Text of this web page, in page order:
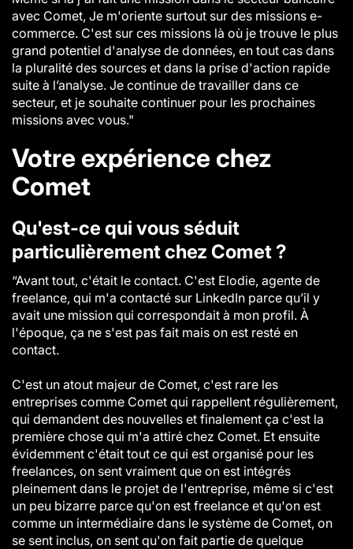
avec Comet, Je m'oriente surtout sur des missions e-
commerce. C'est sur ces missions là où je trouve le plus
grand potentiel d'analyse de données, en tout cas dans
la pluralité des sources et dans la prise d'action rapide
suite à l’analyse. Je continue de travailler dans ce
secteur, et je souhaite continuer pour les prochaines
missions avec vous."
Votre expérience chez
Comet
Qu'est-ce qui vous séduit
particulièrement chez Comet ?
“Avant tout, c'était le contact. C'est Elodie, agente de
freelance, qui m'a contacté sur LinkedIn parce qu’il y
avait une mission qui correspondait à mon profil. À
l'époque, ça ne s'est pas fait mais on est resté en
contact.
C'est un atout majeur de Comet, c'est rare les
entreprises comme Comet qui rappellent régulièrement,
qui demandent des nouvelles et finalement ça c'est la
première chose qui m'a attiré chez Comet. Et ensuite
évidemment c'était tout ce qui est organisé pour les
freelances, on sent vraiment que on est intégrés
pleinement dans le projet de l'entreprise, même si c'est
un peu bizarre parce qu'on est freelance et qu'on est
comme un intermédiaire dans le système de Comet, on
se sent inclus, on sent qu'on fait partie de quelque